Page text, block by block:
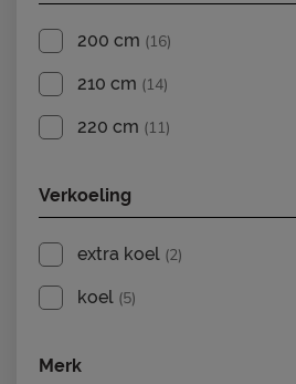
200 cm (16)
210 cm (14)
220 cm (11)
Verkoeling
extra koel (2)
koel (5)
Merk